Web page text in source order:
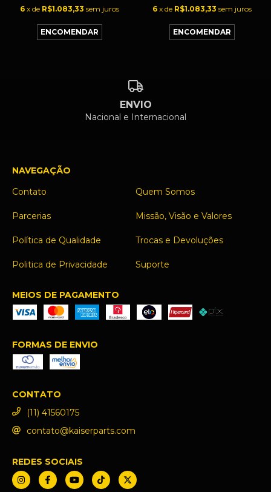
6 x de R$1.083,33 sem juros 6 x de R$1.083,33 sem juros
ENVIO
Nacional e Internacional
NAVEGAÇÃO
Contato
Quem Somos
Parcerias Missão, Visão e Valores
Política de Qualidade Trocas e Devoluções
Politica de Privacidade Suporte
MEIOS DE PAGAMENTO
FORMAS DE ENVIO
CONTATO
(11) 41560175
contato@kaiserparts.com
REDES SOCIAIS